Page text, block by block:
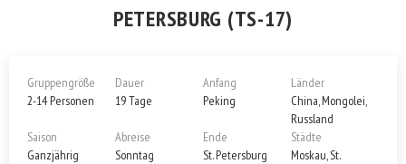
PETERSBURG (TS-17)
Gruppengröße
2-14 Personen
Saison
Ganzjährig
Dauer
19 Tage
Abreise
Sonntag
Anfang
Peking
Ende
St. Petersburg
Länder
China, Mongolei,
Russland
Städte
Moskau, St.